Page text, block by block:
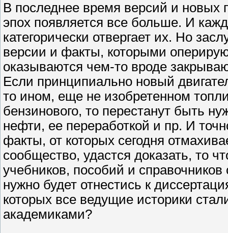
В последнее время версий и новых
эпох появляется все больше. И
категорически отвергает их. Но
версии и факты, которыми
оказываются чем-то вроде
Если принципиально новый
то ином, еще не изобретенном
бензинового, то перестанут быть
нефти, ее переработкой и пр. И
факты, от которых сегодня
сообщество, удастся доказать, то
учебников, пособий и
нужно будет отнестись к
которых все ведущие историки
академиками?